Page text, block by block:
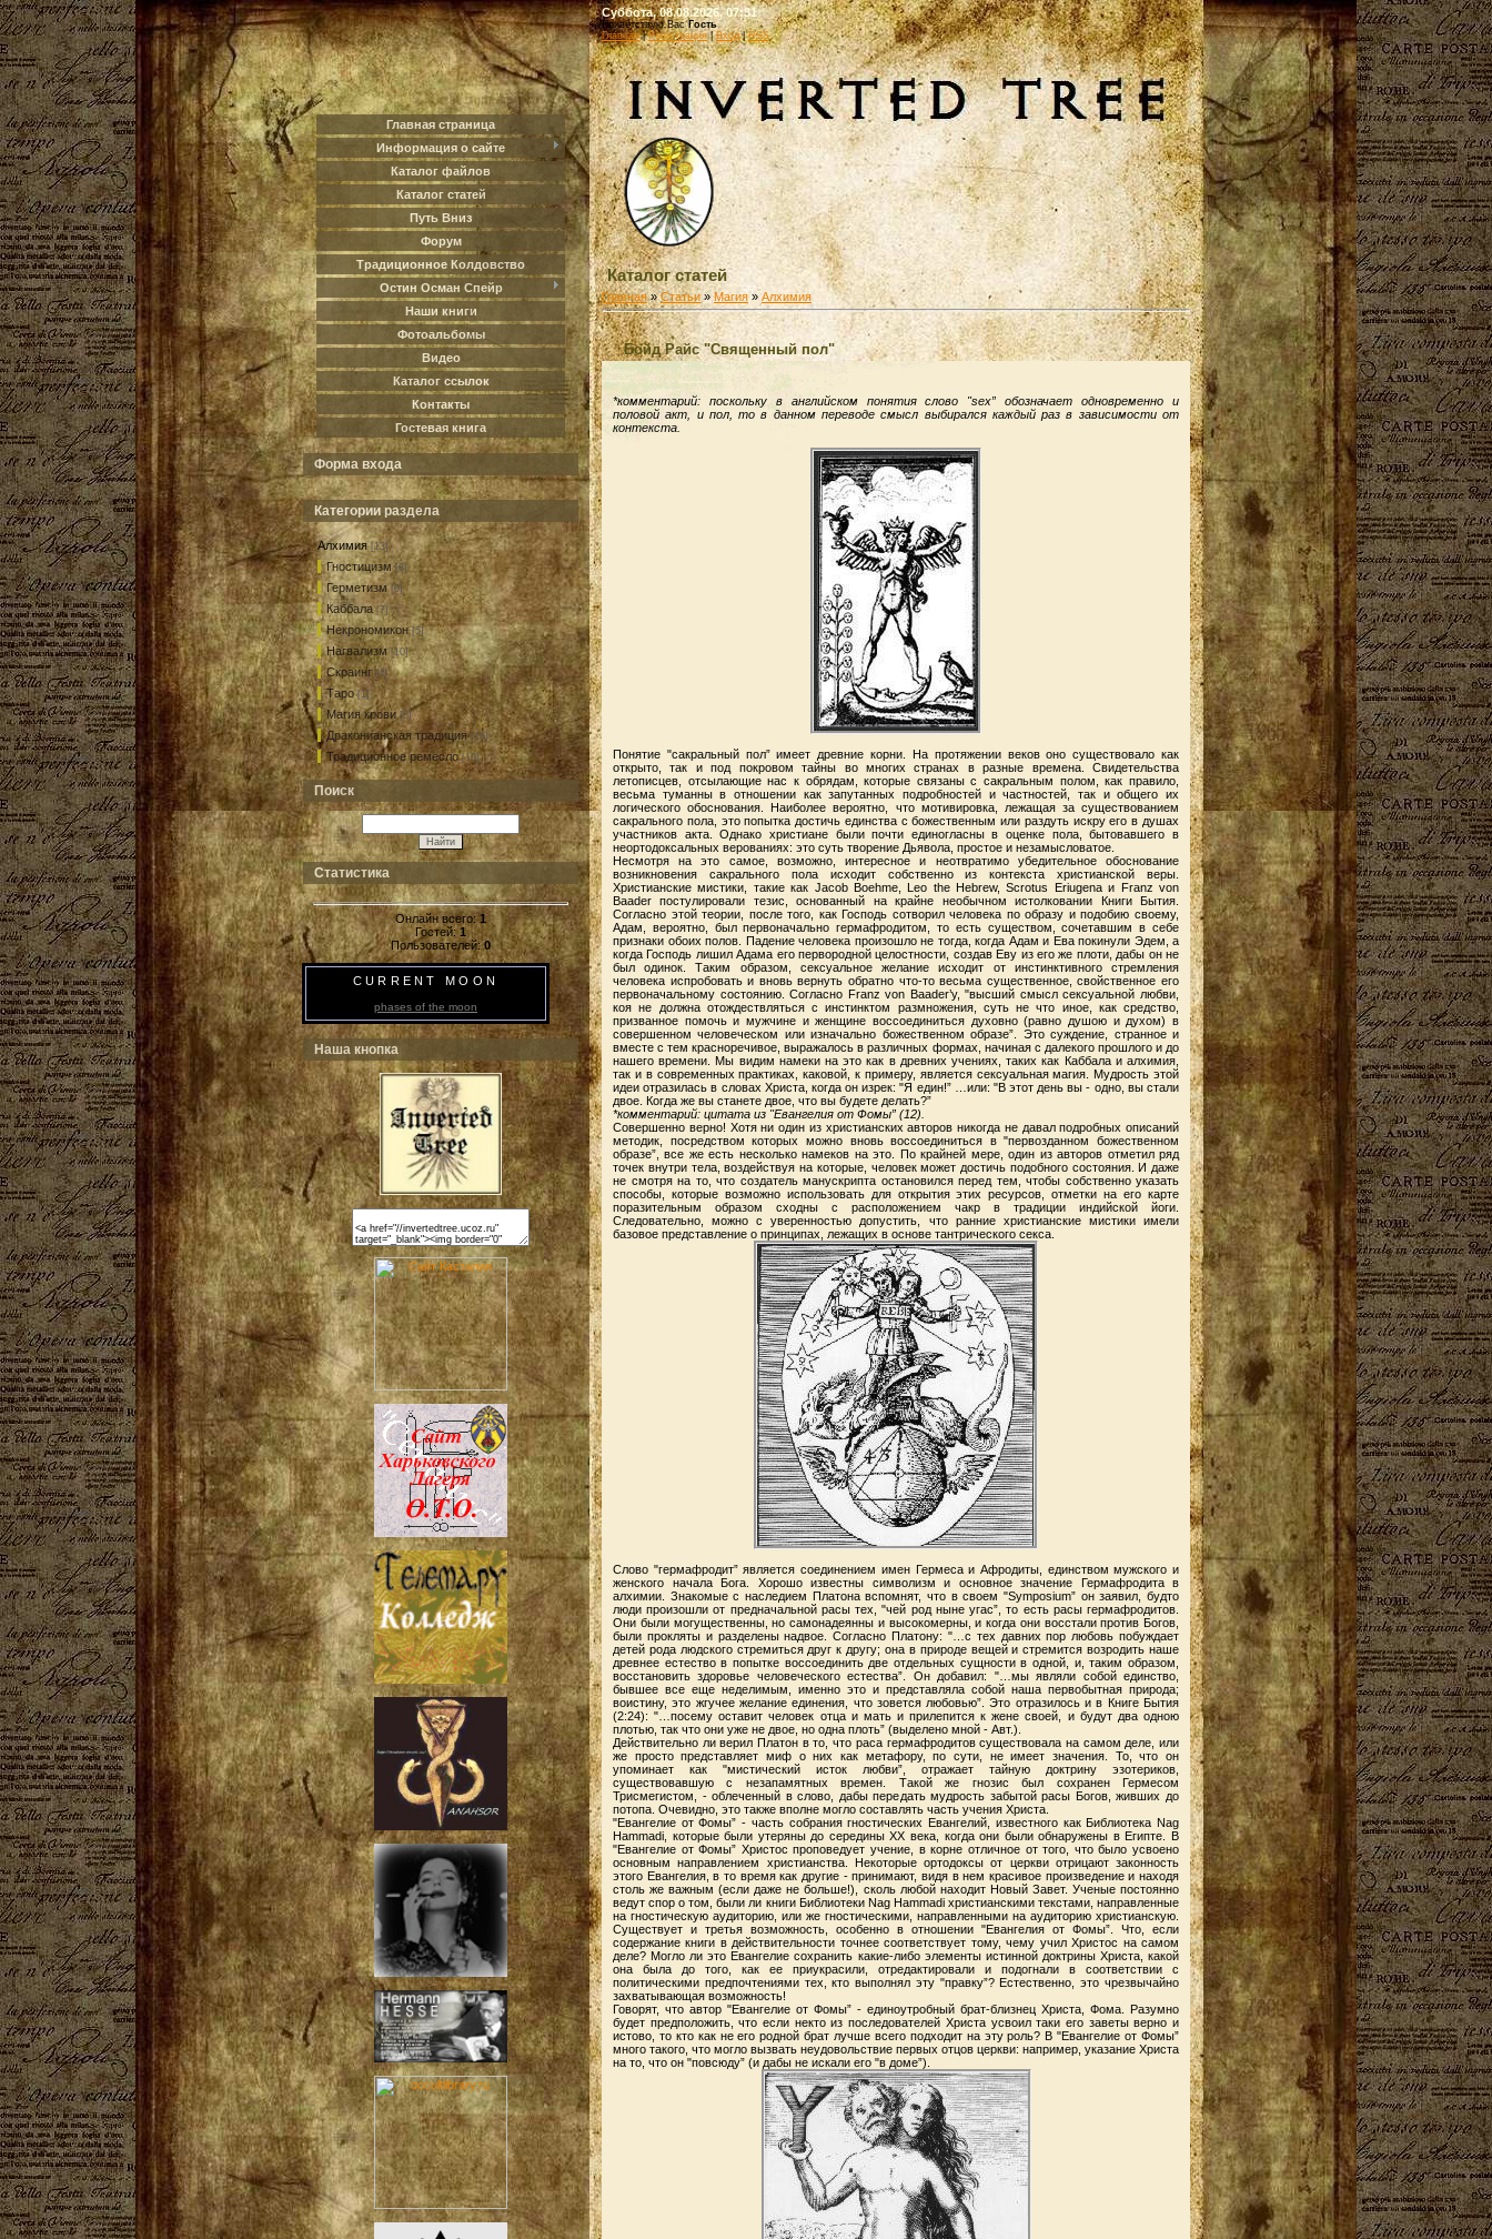
Главная страница
Информация о сайте
Каталог файлов
Каталог статей
Путь Вниз
Форум
Традиционное Колдовство
Остин Осман Спейр
Наши книги
Фотоальбомы
Видео
Каталог ссылок
Контакты
Гостевая книга
Форма входа
Категории раздела
Алхимия [13]
Гностицизм [8]
Герметизм [0]
Каббала [7]
Некрономикон [5]
Нагвализм [10]
Скраинг [4]
Таро [1]
Магия крови [5]
Драконианская традиция [10]
Традиционное ремесло [10]
Поиск
Статистика
Онлайн всего: 1
Гостей:1
Пользователей:0
CURRENT MOON
phases of the moon
Наша кнопка
Суббота, 08.08.2026, 07:31
Приветствую Вас Гость
Главная|Регистрация|Вход|RSS
Каталог статей
Главная»Статьи »Магия » Алхимия
Бойд Райс "Священный пол"
*комментарий: поскольку в английском понятия слово "sex” обозначает одновременно и
половой акт, и пол, то в данном переводе смысл выбирался каждый раз в зависимости от
контекста.
Понятие "сакральный пол” имеет древние корни. На протяжении веков оно существовало как
открыто, так и под покровом тайны во многих странах в разные времена. Свидетельства
летописцев, отсылающие нас к обрядам, которые связаны с сакральным полом, как правило,
весьма туманны в отношении как запутанных подробностей и частностей, так и общего их
логического обоснования. Наиболее вероятно, что мотивировка, лежащая за существованием
сакрального пола, это попытка достичь единства с божественным или раздуть искру его в душах
участников акта. Однако христиане были почти единогласны в оценке пола, бытовавшего в
неортодоксальных верованиях: это суть творение Дьявола, простое и незамысловатое.
Несмотря на это самое, возможно, интересное и неотвратимо убедительное обоснование
возникновения сакрального пола исходит собственно из контекста христианской веры.
Христианские мистики, такие как Jacob Boehme, Leo the Hebrew, Scrotus Eriugena и Franz von
Baader постулировали тезис, основанный на крайне необычном истолковании Книги Бытия.
Согласно этой теории, после того, как Господь сотворил человека по образу и подобию своему,
Адам, вероятно, был первоначально гермафродитом, то есть существом, сочетавшим в себе
признаки обоих полов. Падение человека произошло не тогда, когда Адам и Ева покинули Эдем, а
когда Господь лишил Адама его первородной целостности, создав Еву из его же плоти, дабы он не
был одинок. Таким образом, сексуальное желание исходит от инстинктивного стремления
человека испробовать и вновь вернуть обратно что-то весьма существенное, свойственное его
первоначальному состоянию. Согласно Franz von Baader’у, "высший смысл сексуальной любви,
коя не должна отождествляться с инстинктом размножения, суть не что иное, как средство,
призванное помочь и мужчине и женщине воссоединиться духовно (равно душою и духом) в
совершенном человеческом или изначально божественном образе”. Это суждение, странное и
вместе с тем красноречивое, выражалось в различных формах, начиная с далекого прошлого и до
нашего времени. Мы видим намеки на это как в древних учениях, таких как Каббала и алхимия,
так и в современных практиках, каковой, к примеру, является сексуальная магия. Мудрость этой
идеи отразилась в словах Христа, когда он изрек: "Я един!” …или: "В этот день вы - одно, вы стали
двое. Когда же вы станете двое, что вы будете делать?”
*комментарий: цитата из "Евангелия от Фомы” (12).
Совершенно верно! Хотя ни один из христианских авторов никогда не давал подробных описаний
методик, посредством которых можно вновь воссоединиться в "первозданном божественном
образе”, все же есть несколько намеков на это. По крайней мере, один из авторов отметил ряд
точек внутри тела, воздействуя на которые, человек может достичь подобного состояния. И даже
не смотря на то, что создатель манускрипта остановился перед тем, чтобы собственно указать
способы, которые возможно использовать для открытия этих ресурсов, отметки на его карте
поразительным образом сходны с расположением чакр в традиции индийской йоги.
Следовательно, можно с уверенностью допустить, что ранние христианские мистики имели
базовое представление о принципах, лежащих в основе тантрического секса.
Слово "гермафродит” является соединением имен Гермеса и Афродиты, единством мужского и
женского начала Бога. Хорошо известны символизм и основное значение Гермафродита в
алхимии. Знакомые с наследием Платона вспомнят, что в своем "Symposium” он заявил, будто
люди произошли от предначальной расы тех, "чей род ныне угас”, то есть расы гермафродитов.
Они были могущественны, но самонадеянны и высокомерны, и когда они восстали против Богов,
были прокляты и разделены надвое. Согласно Платону: "…с тех давних пор любовь побуждает
детей рода людского стремиться друг к другу; она в природе вещей и стремится возродить наше
древнее естество в попытке воссоединить две отдельных сущности в одной, и, таким образом,
восстановить здоровье человеческого естества”. Он добавил: "…мы являли собой единство,
бывшее все еще неделимым, именно это и представляла собой наша первобытная природа;
воистину, это жгучее желание единения, что зовется любовью”. Это отразилось и в Книге Бытия
(2:24): "…посему оставит человек отца и мать и прилепится к жене своей, и будут два одною
плотью, так что они уже не двое, но одна плоть” (выделено мной - Авт.).
Действительно ли верил Платон в то, что раса гермафродитов существовала на самом деле, или
же просто представляет миф о них как метафору, по сути, не имеет значения. То, что он
упоминает как "мистический исток любви”, отражает тайную доктрину эзотериков,
существовавшую с незапамятных времен. Такой же гнозис был сохранен Гермесом
Трисмегистом, - облеченный в слово, дабы передать мудрость забытой расы Богов, живших до
потопа. Очевидно, это также вполне могло составлять часть учения Христа.
"Евангелие от Фомы” - часть собрания гностических Евангелий, известного как Библиотека Nag
Hammadi, которые были утеряны до середины ХХ века, когда они были обнаружены в Египте. В
"Евангелие от Фомы” Христос проповедует учение, в корне отличное от того, что было усвоено
основным направлением христианства. Некоторые ортодоксы от церкви отрицают законность
этого Евангелия, в то время как другие - принимают, видя в нем красивое произведение и находя
столь же важным (если даже не больше!), сколь любой находит Новый Завет. Ученые постоянно
ведут спор о том, были ли книги Библиотеки Nag Hammadi христианскими текстами, направленные
на гностическую аудиторию, или же гностическими, направленными на аудиторию христианскую.
Существует и третья возможность, особенно в отношении "Евангелия от Фомы”. Что, если
содержание книги в действительности точнее соответствует тому, чему учил Христос на самом
деле? Могло ли это Евангелие сохранить какие-либо элементы истинной доктрины Христа, какой
она была до того, как ее приукрасили, отредактировали и подогнали в соответствии с
политическими предпочтениями тех, кто выполнял эту "правку”? Естественно, это чрезвычайно
захватывающая возможность!
Говорят, что автор "Евангелие от Фомы” - единоутробный брат-близнец Христа, Фома. Разумно
будет предположить, что если некто из последователей Христа усвоил таки его заветы верно и
истово, то кто как не его родной брат лучше всего подходит на эту роль? В "Евангелие от Фомы”
много такого, что могло вызвать неудовольствие первых отцов церкви: например, указание Христа
на то, что он "повсюду” (и дабы не искали его "в доме”).